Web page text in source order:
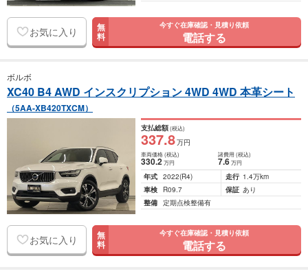
お気に入り 無
料
今すぐ在庫確認・見積り依頼
電話する
ボルボ
XC40 B4 AWD インスクリプション 4WD 4WD 本革シート
（5AA-XB420TXCM）
支払総額(税込)
337.8万円
車両価格(税込)
330.2万円
諸費用 (税込)
7.6 万円
年式 2022(R4) 走行 1.4万km
車検
R09.7 保証 あり
整備 定期点検整備有
お気に入り 無
料
今すぐ在庫確認・見積り依頼
電話する